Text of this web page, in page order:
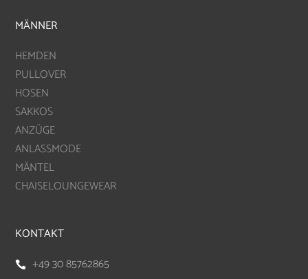
MÄNNER
HEMDEN
PULLOVER
HOSEN
SAKKOS
ANZÜGE
ANLASSMODE
MÄNTEL
CHAISELOUNGEWEAR
KONTAKT
 +49 30 85762865